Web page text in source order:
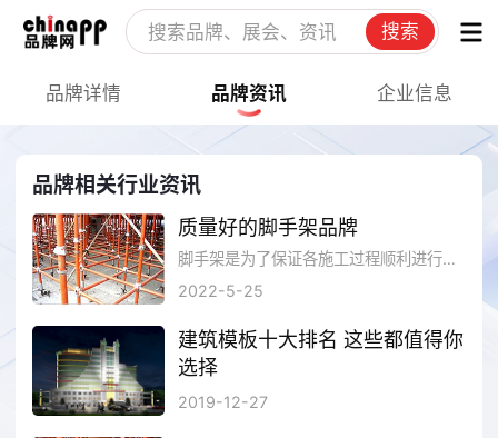
搜索
品牌详情 品牌资讯 企业信息
品牌相关行业资讯
质量好的脚手架品牌
脚手架是为了保证各施工过程顺利进行而搭设的工作平台，不同类型的工程施工会选用不同用途的脚手架，可以让施工人员在不同部位进行工作，能够保证施工人员在高操作时的安全，起到临边防护的作用。总而言之，脚手架是高空作业的好帮手，对施工安全、工程进度和施工质量有着直接影响。那么脚手架有哪些好牌子呢?品牌网依托大数据技术,综合品牌实力、产品销量、用户口碑、网友投票等近百项指标评选出了脚手架品牌排行榜，供大家参考选择。
2022-5-25
建筑模板十大排名 这些都值得你
选择
2019-12-27